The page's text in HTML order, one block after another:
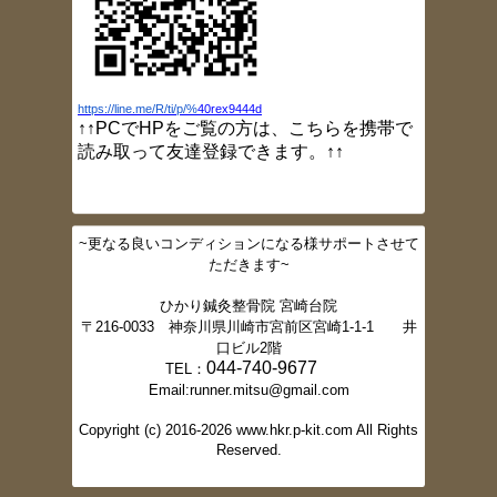
2017/3/24
ブログ更新しました（灸頭鍼）
2017/3/23
ブログ更新しました（小指しびれ）
ブログ更新しました（肩痛）
2017/3/10
ブログ更新しました（大胸筋ストレッチ）
ポジション）
2017/2/16
ブログ更新しました。（スクワット法）
ブログ更新しました。（体幹トレーニング
②）
ブログ更新しました。（体幹トレーニング
2017/2/10
ブログ更新しました。（体幹とは）
ブログ更新しました。（デスクワーク時の
https://line.me/R/ti/p/%40rex9444d
↑↑PCでHPをご覧の方は、こちらを携帯で
読み取って友達登録できます。↑↑
~更なる良いコンディションになる様サポートさせて
ただきます~
ひかり鍼灸整骨院 宮崎台院
〒216-0033 神奈川県川崎市宮前区宮崎1-1-1 井
口ビル2階
TEL： 044-740-9677
Email:runner.mitsu@gmail.com
Copyright (c) 2016-2026 www.hkr.p-kit.com All Rights
Reserved.